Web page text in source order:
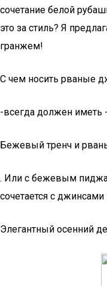
сочетание белой
это за стиль? Я
гранжем!
С чем носить рваные
-всегда должен
Бежевый тренч и
. Или с бежевым
сочетается с
Элегантный осенний